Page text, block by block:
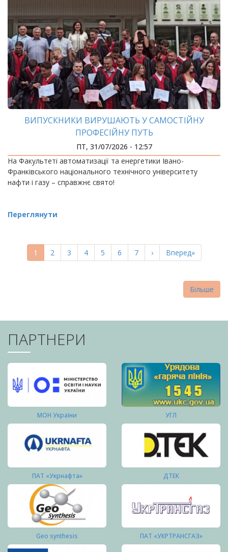
ВИПУСКНИКИ ВИРУШАЮТЬ У САМОСТІЙНУ
ПРОФЕСІЙНУ ПУТЬ
ПТ, 31/07/2026 - 12:57
На Факультеті автоматизації та енергетики Івано-
Франківського національного технічного університету
нафти і газу – справжнє свято!
Переглянути
СТОРІНКИПоточна
сторінка
1 Page
2 Page
3 Page
4 Page
5 Page
6 Page
7
Наступна
сторінка
›
Остання
сторінка
Вперед»
Більше
ПАРТНЕРИ
МОН України УГЛ
ПАТ «Укрнафта» ДТЕК
Geo synthesis ПАТ «УКРТРАНСГАЗ»